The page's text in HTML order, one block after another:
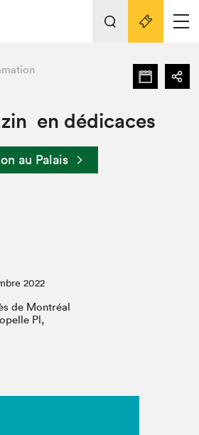
au Salon
Nos activités
et en ligne
en dédicaces
au Palais
2022
de Montréal
Pl,